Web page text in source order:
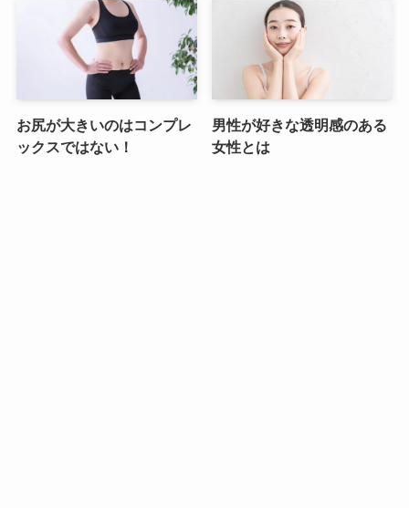
お尻が大きいのはコンプレ
ックスではない！
男性が好きな透明感のある
女性とは